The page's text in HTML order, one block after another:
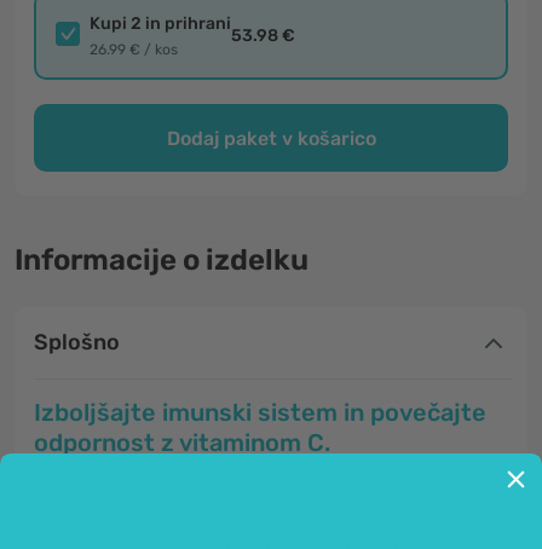
Kupi 2 in prihrani
26.99 € / kos
53.98 €
Dodaj paket v košarico
Informacije o izdelku
Splošno
Izboljšajte imunski sistem in povečajte
odpornost z vitaminom C.